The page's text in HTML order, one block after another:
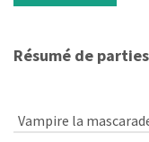
Résumé de parties
Vampire la